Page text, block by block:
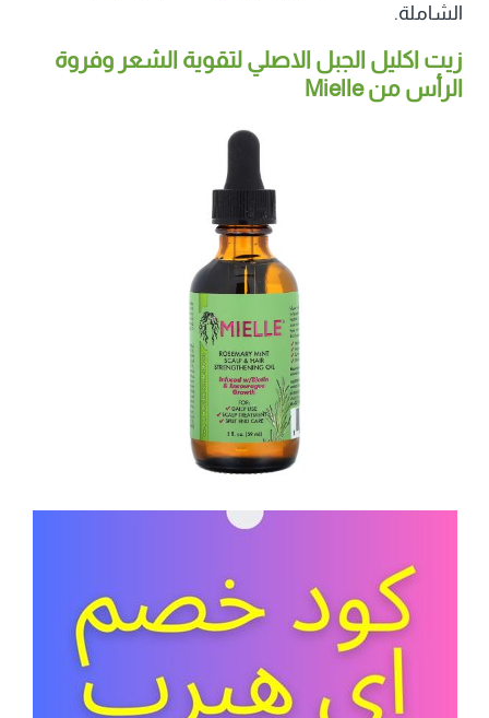
الشاملة.
زيت اكليل الجبل الاصلي لتقوية الشعر وفروة
الرأس من Mielle